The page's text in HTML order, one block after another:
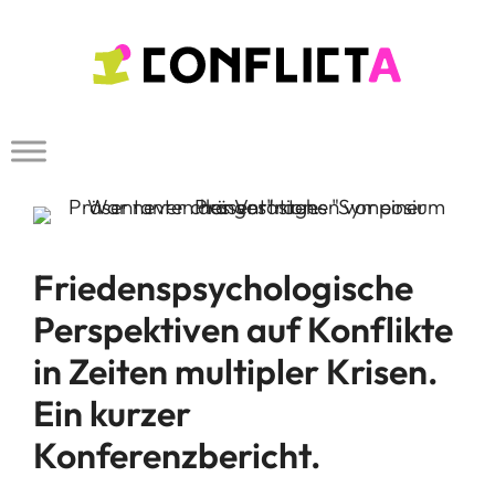
Friedenspsychologische
Perspektiven auf Konflikte
in Zeiten multipler Krisen.
Ein kurzer
Konferenzbericht.